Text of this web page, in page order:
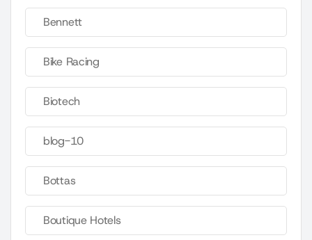
Bennett
Bike Racing
Biotech
blog-10
Bottas
Boutique Hotels